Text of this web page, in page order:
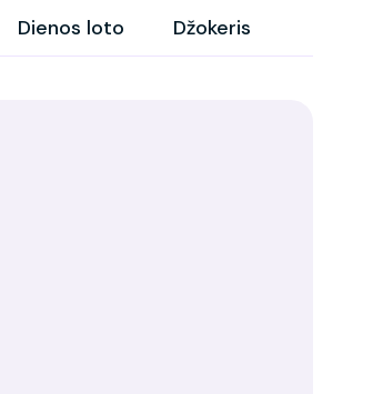
Dienos loto Džokeris